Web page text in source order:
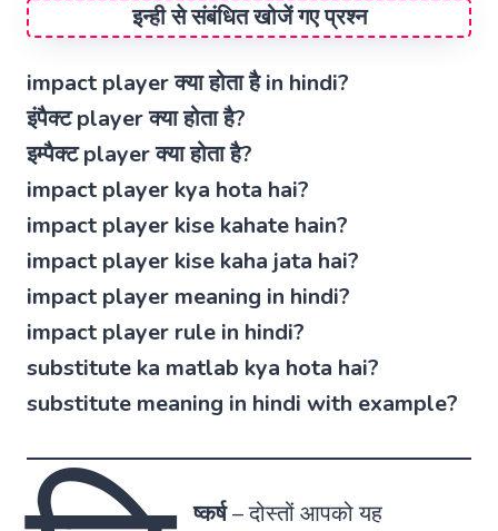
इन्ही से संबंधित खोजें गए प्रश्न
impact player क्या होता है in hindi?
इंपैक्ट player क्या होता है?
इम्पैक्ट player क्या होता है?
impact player kya hota hai?
impact player kise kahate hain?
impact player kise kaha jata hai?
impact player meaning in hindi?
impact player rule in hindi?
substitute ka matlab kya hota hai?
substitute meaning in hindi with example?
ष्कर्ष–दोस्तों आपको यह